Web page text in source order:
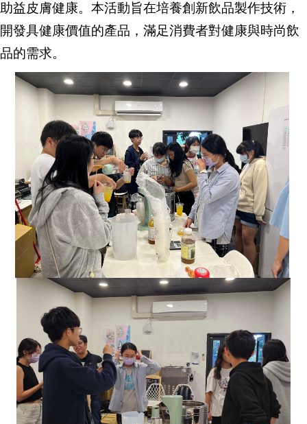
助益皮膚健康。本活動旨在培養創新飲品製作技術，
開發具健康價值的產品，滿足消費者對健康與時尚飲
品的需求。